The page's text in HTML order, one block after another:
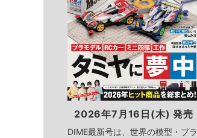
2026年7月16日(木) 発売
DIME最新号は、世界の模型・プラ